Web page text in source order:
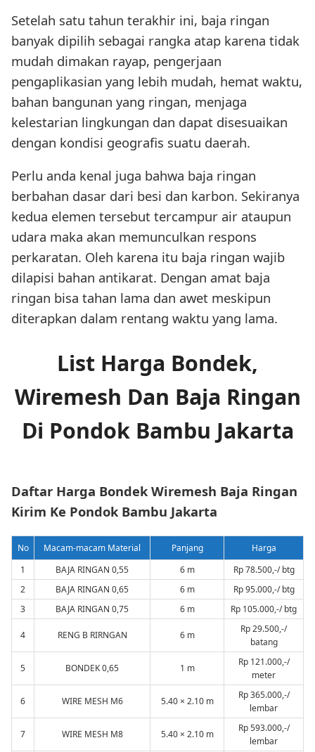
Setelah satu tahun terakhir ini, baja ringan
banyak dipilih sebagai rangka atap karena tidak
mudah dimakan rayap, pengerjaan
pengaplikasian yang lebih mudah, hemat waktu,
bahan bangunan yang ringan, menjaga
kelestarian lingkungan dan dapat disesuaikan
dengan kondisi geografis suatu daerah.
Perlu anda kenal juga bahwa baja ringan
berbahan dasar dari besi dan karbon. Sekiranya
kedua elemen tersebut tercampur air ataupun
udara maka akan memunculkan respons
perkaratan. Oleh karena itu baja ringan wajib
dilapisi bahan antikarat. Dengan amat baja
ringan bisa tahan lama dan awet meskipun
diterapkan dalam rentang waktu yang lama.
List Harga Bondek,
Wiremesh Dan Baja Ringan
Di Pondok Bambu Jakarta
Daftar Harga Bondek Wiremesh Baja Ringan
Kirim Ke Pondok Bambu Jakarta
No Macam-macam Material Panjang
Harga
1
BAJA RINGAN 0,55 6 m
Rp 78.500,-/ btg
2
BAJA RINGAN 0,65 6 m
Rp 95.000,-/ btg
3
BAJA RINGAN 0,75 6 m Rp 105.000,-/ btg
4 RENG B RIRNGAN 6 m
Rp 29.500,-/
batang
5 BONDEK 0,65 1 m
Rp 121.000,-/
meter
6 WIRE MESH M6 5.40 × 2.10 m
Rp 365.000,-/
lembar
7 WIRE MESH M8 5.40 × 2.10 m
Rp 593.000,-/
lembar